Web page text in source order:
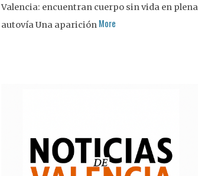
Valencia: encuentran cuerpo sin vida en plena
autovía Una aparición More